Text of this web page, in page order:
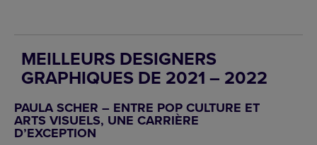
MEILLEURS DESIGNERS
GRAPHIQUES DE 2021 – 2022
PAULA SCHER – ENTRE POP CULTURE ET
ARTS VISUELS, UNE CARRIÈRE
D’EXCEPTION